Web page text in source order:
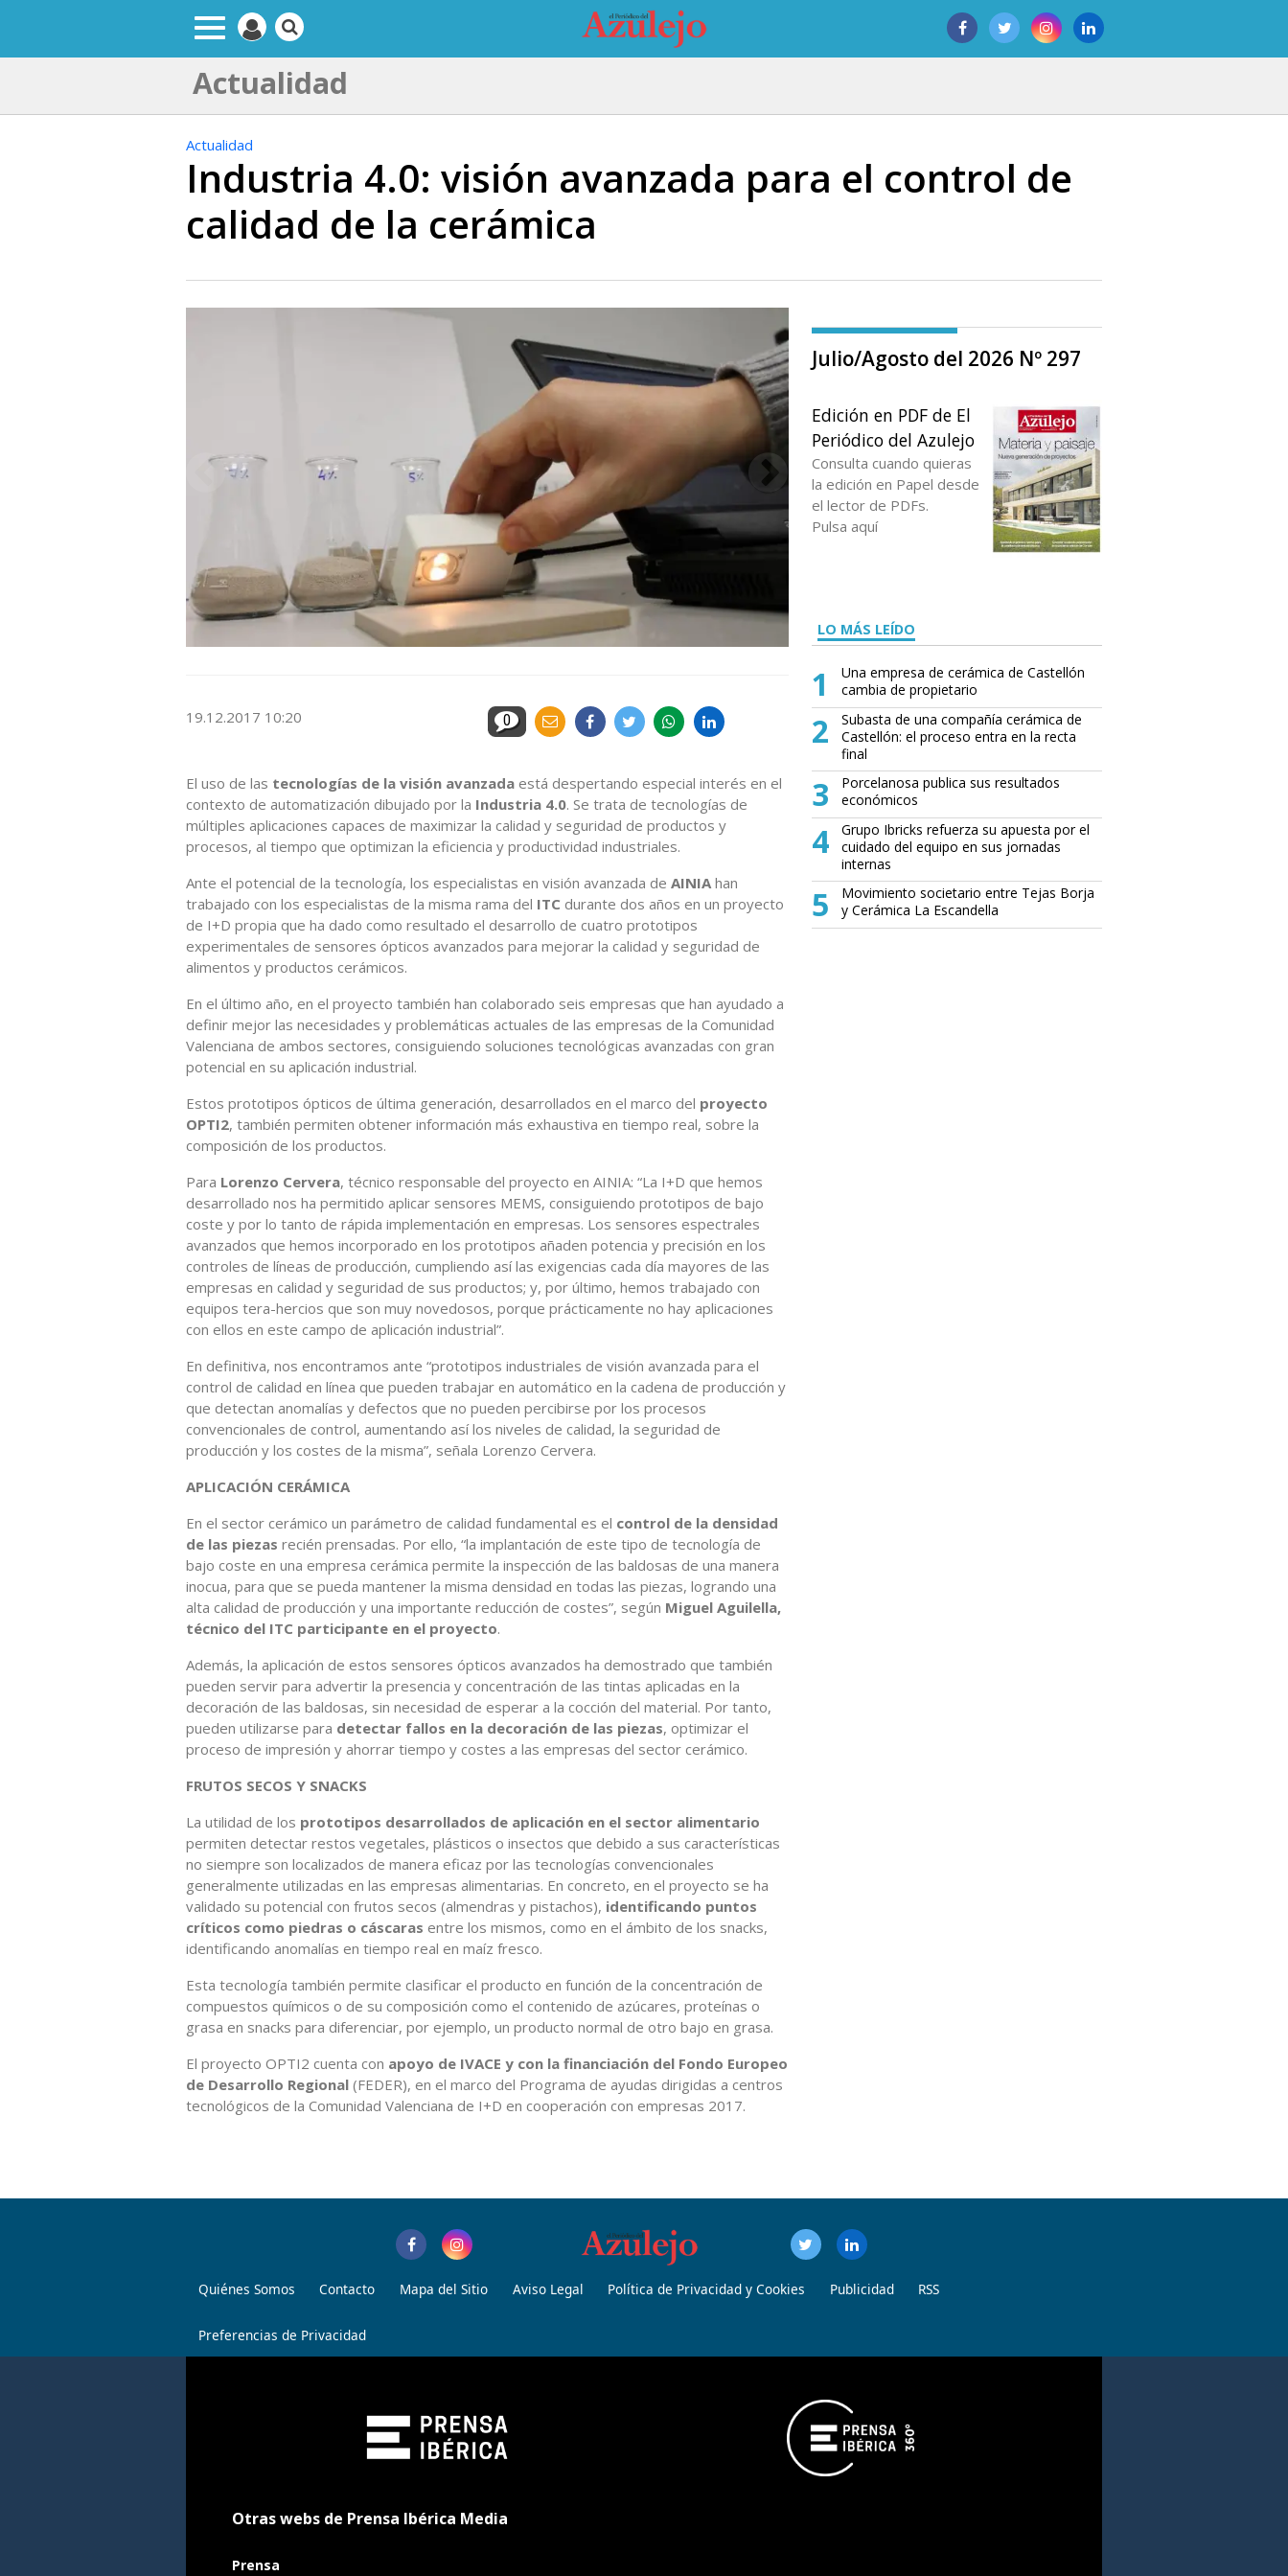
Actualidad
Actualidad
Industria 4.0: visión avanzada para el control de
calidad de la cerámica
19.12.2017 10:20 0
El uso de las tecnologías de la visión avanzada está despertando especial interés en el
contexto de automatización dibujado por la Industria 4.0. Se trata de tecnologías de
múltiples aplicaciones capaces de maximizar la calidad y seguridad de productos y
procesos, al tiempo que optimizan la eficiencia y productividad industriales.
Ante el potencial de la tecnología, los especialistas en visión avanzada de AINIA han
trabajado con los especialistas de la misma rama del ITC durante dos años en un proyecto
de I+D propia que ha dado como resultado el desarrollo de cuatro prototipos
experimentales de sensores ópticos avanzados para mejorar la calidad y seguridad de
alimentos y productos cerámicos.
En el último año, en el proyecto también han colaborado seis empresas que han ayudado a
definir mejor las necesidades y problemáticas actuales de las empresas de la Comunidad
Valenciana de ambos sectores, consiguiendo soluciones tecnológicas avanzadas con gran
potencial en su aplicación industrial.
Estos prototipos ópticos de última generación, desarrollados en el marco del proyecto
OPTI2, también permiten obtener información más exhaustiva en tiempo real, sobre la
composición de los productos.
Para Lorenzo Cervera, técnico responsable del proyecto en AINIA: “La I+D que hemos
desarrollado nos ha permitido aplicar sensores MEMS, consiguiendo prototipos de bajo
coste y por lo tanto de rápida implementación en empresas. Los sensores espectrales
avanzados que hemos incorporado en los prototipos añaden potencia y precisión en los
controles de líneas de producción, cumpliendo así las exigencias cada día mayores de las
empresas en calidad y seguridad de sus productos; y, por último, hemos trabajado con
equipos tera-hercios que son muy novedosos, porque prácticamente no hay aplicaciones
con ellos en este campo de aplicación industrial”.
En definitiva, nos encontramos ante “prototipos industriales de visión avanzada para el
control de calidad en línea que pueden trabajar en automático en la cadena de producción y
que detectan anomalías y defectos que no pueden percibirse por los procesos
convencionales de control, aumentando así los niveles de calidad, la seguridad de
producción y los costes de la misma”, señala Lorenzo Cervera.
APLICACIÓN CERÁMICA
En el sector cerámico un parámetro de calidad fundamental es el control de la densidad
de las piezas recién prensadas. Por ello, “la implantación de este tipo de tecnología de
bajo coste en una empresa cerámica permite la inspección de las baldosas de una manera
inocua, para que se pueda mantener la misma densidad en todas las piezas, logrando una
alta calidad de producción y una importante reducción de costes”, según Miguel Aguilella,
técnico del ITC participante en el proyecto.
Además, la aplicación de estos sensores ópticos avanzados ha demostrado que también
pueden servir para advertir la presencia y concentración de las tintas aplicadas en la
decoración de las baldosas, sin necesidad de esperar a la cocción del material. Por tanto,
pueden utilizarse para detectar fallos en la decoración de las piezas, optimizar el
proceso de impresión y ahorrar tiempo y costes a las empresas del sector cerámico.
FRUTOS SECOS Y SNACKS
La utilidad de los prototipos desarrollados de aplicación en el sector alimentario
permiten detectar restos vegetales, plásticos o insectos que debido a sus características
no siempre son localizados de manera eficaz por las tecnologías convencionales
generalmente utilizadas en las empresas alimentarias. En concreto, en el proyecto se ha
validado su potencial con frutos secos (almendras y pistachos), identificando puntos
críticos como piedras o cáscaras entre los mismos, como en el ámbito de los snacks,
identificando anomalías en tiempo real en maíz fresco.
Esta tecnología también permite clasificar el producto en función de la concentración de
compuestos químicos o de su composición como el contenido de azúcares, proteínas o
grasa en snacks para diferenciar, por ejemplo, un producto normal de otro bajo en grasa.
El proyecto OPTI2 cuenta con apoyo de IVACE y con la financiación del Fondo Europeo
de Desarrollo Regional (FEDER), en el marco del Programa de ayudas dirigidas a centros
tecnológicos de la Comunidad Valenciana de I+D en cooperación con empresas 2017.
Julio/Agosto del 2026 Nº 297
Edición en PDF de El
Periódico del Azulejo
Consulta cuando quieras
la edición en Papel desde
el lector de PDFs.
Pulsa aquí
LO MÁS LEÍDO
1
Una empresa de cerámica de Castellón
cambia de propietario
2
Subasta de una compañía cerámica de
Castellón: el proceso entra en la recta
final
3
Porcelanosa publica sus resultados
económicos
4
Grupo Ibricks refuerza su apuesta por el
cuidado del equipo en sus jornadas
internas
5
Movimiento societario entre Tejas Borja
y Cerámica La Escandella
Quiénes Somos Contacto Mapa del Sitio Aviso Legal Política de Privacidad y Cookies Publicidad RSS
Preferencias de Privacidad
Otras webs de Prensa Ibérica Media
Prensa